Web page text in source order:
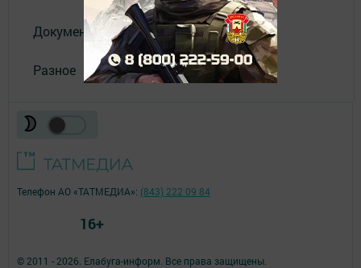
Документы
Разное
© 2011 - 2026. Елабуга-информ. Все права защищены.
Телефон АО «ТАТМЕДИА»: (843) 222 09 84
16+